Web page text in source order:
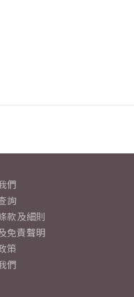
們
詢
款及細則
免責聲明
策
們